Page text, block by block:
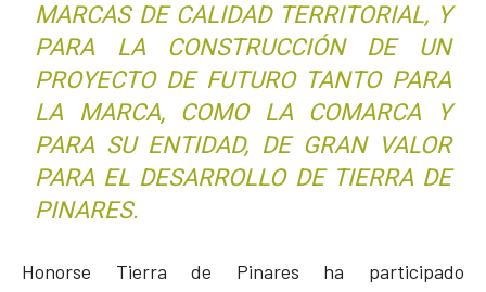
MARCAS DE CALIDAD TERRITORIAL, Y
PARA LA CONSTRUCCIÓN DE UN
PROYECTO DE FUTURO TANTO PARA
LA MARCA, COMO LA COMARCA Y
PARA SU ENTIDAD, DE GRAN VALOR
PARA EL DESARROLLO DE TIERRA DE
PINARES.
Honorse Tierra de Pinares ha participado